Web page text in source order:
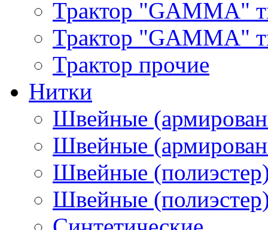
Трактор "GAMMA"
Трактор "GAMMA"
Трактор прочие
Нитки
Швейные
Швейные
Швейные
Швейные